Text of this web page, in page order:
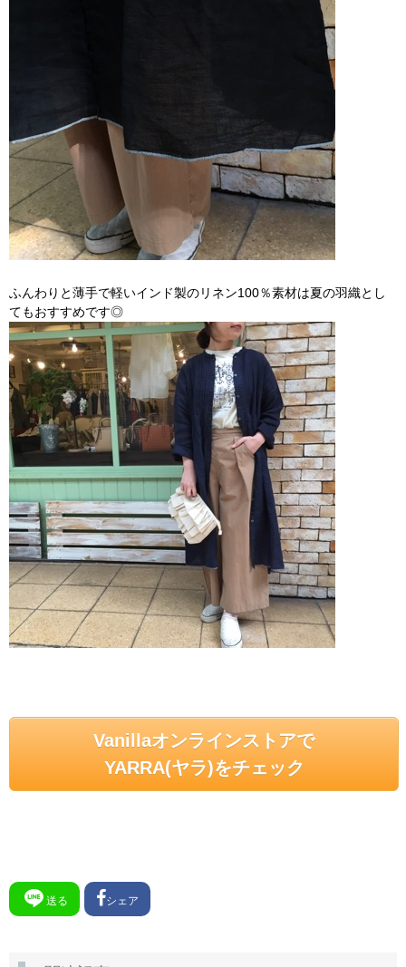
ふんわりと薄手で軽いインド製のリネン100％素材は夏の羽織とし
てもおすすめです◎
Vanillaオンラインストアで
YARRA(ヤラ)をチェック
送る シェア